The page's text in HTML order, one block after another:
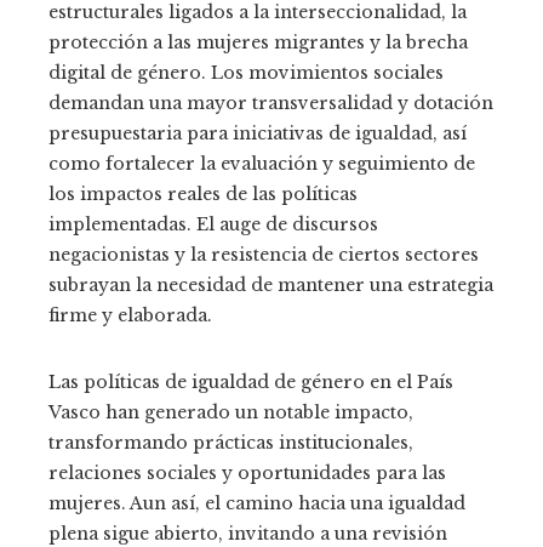
estructurales ligados a la interseccionalidad, la
protección a las mujeres migrantes y la brecha
digital de género. Los movimientos sociales
demandan una mayor transversalidad y dotación
presupuestaria para iniciativas de igualdad, así
como fortalecer la evaluación y seguimiento de
los impactos reales de las políticas
implementadas. El auge de discursos
negacionistas y la resistencia de ciertos sectores
subrayan la necesidad de mantener una estrategia
firme y elaborada.
Las políticas de igualdad de género en el País
Vasco han generado un notable impacto,
transformando prácticas institucionales,
relaciones sociales y oportunidades para las
mujeres. Aun así, el camino hacia una igualdad
plena sigue abierto, invitando a una revisión